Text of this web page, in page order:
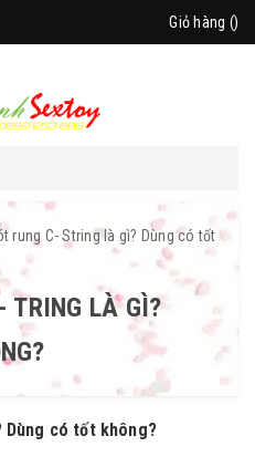
Giỏ hàng ()
rung C- String là gì? Dùng có tốt
TRING LÀ GÌ?
có tốt không?